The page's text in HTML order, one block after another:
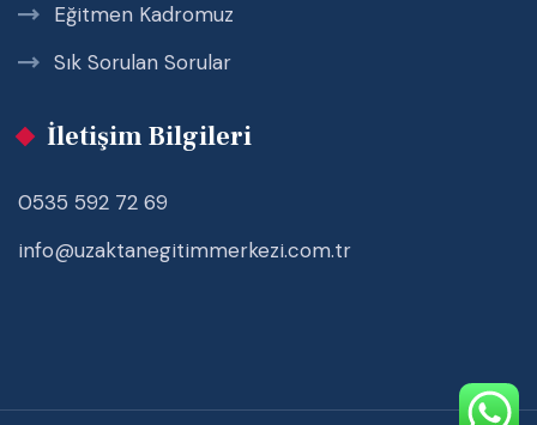
Eğitmen Kadromuz
Sık Sorulan Sorular
İletişim Bilgileri
0535 592 72 69
info@uzaktanegitimmerkezi.com.tr